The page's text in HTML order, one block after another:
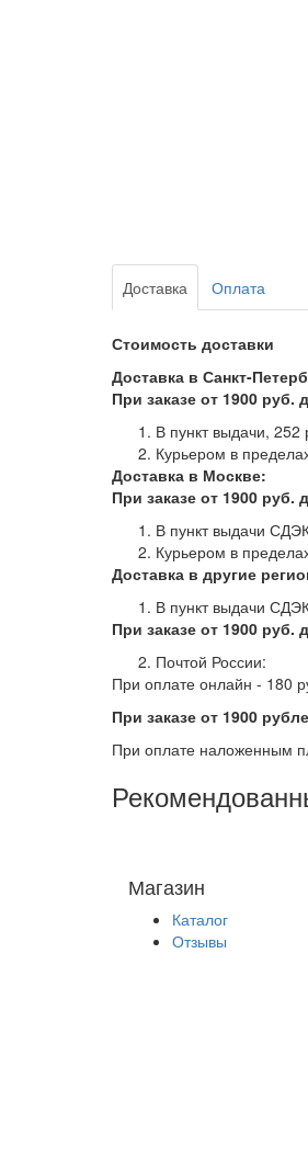
Доставка Оплата
Стоимость доставки
Доставка в Санкт-
При заказе от 1900 руб.
В пункт выдачи, 252
Курьером в
Доставка в Москве:
При заказе от 1900 руб.
В пункт выдачи
Курьером в
Доставка в другие
В пункт выдачи
При заказе от 1900 руб.
Почтой России:
При оплате онлайн - 180
При заказе от 1900
При оплате наложенным
Магазин
Каталог
Отзывы